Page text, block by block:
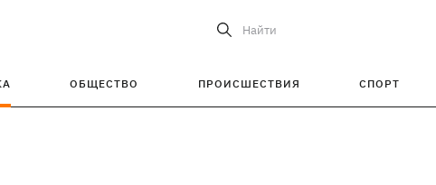
Найти
ОБЩЕСТВО ПРОИСШЕСТВИЯ СПОРТ